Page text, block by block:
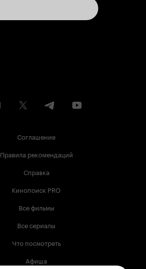
Соглашение
Правила рекомендаций
Справка
Кинопоиск PRO
Все фильмы
Все сериалы
Что посмотреть
Афиша